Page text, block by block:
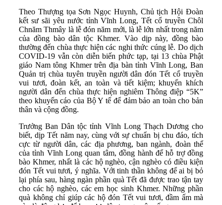
Theo Thượng tọa Sơn Ngọc Huynh, Chủ tịch Hội Đoàn
kết sư sãi yêu nước tỉnh Vĩnh Long, Tết cổ truyền Chôl
Chnăm Thmây là lễ đón năm mới, là lễ lớn nhất trong năm
của đồng bào dân tộc Khmer. Vào dịp này, đồng bào
thường đến chùa thực hiện các nghi thức cúng lễ. Do dịch
COVID-19 vẫn còn diễn biến phức tạp, tại 13 chùa Phật
giáo Nam tông Khmer trên địa bàn tỉnh Vĩnh Long, Ban
Quản trị chùa tuyên truyền người dân đón Tết cổ truyền
vui tươi, đoàn kết, an toàn và tiết kiệm; khuyến khích
người dân đến chùa thực hiện nghiêm Thông điệp “5K”
theo khuyến cáo của Bộ Y tế để đảm bảo an toàn cho bản
thân và cộng đồng.
Trưởng Ban Dân tộc tỉnh Vĩnh Long Thạch Dương cho
biết, dịp Tết năm nay, cùng với sự chuẩn bị chu đáo, tích
cực từ người dân, các địa phương, ban ngành, đoàn thể
của tỉnh Vĩnh Long quan tâm, đồng hành để hỗ trợ đồng
bào Khmer, nhất là các hộ nghèo, cận nghèo có điều kiện
đón Tết vui tươi, ý nghĩa. Với tinh thần không để ai bị bỏ
lại phía sau, hàng ngàn phần quà Tết đã được trao tận tay
cho các hộ nghèo, các em học sinh Khmer. Những phần
quà không chỉ giúp các hộ đón Tết vui tươi, đầm ấm mà